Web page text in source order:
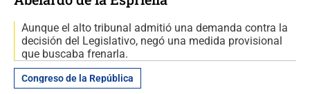
Aunque el alto tribunal admitió una demanda contra la
decisión del Legislativo, negó una medida provisional
que buscaba frenarla.
Congreso de la República